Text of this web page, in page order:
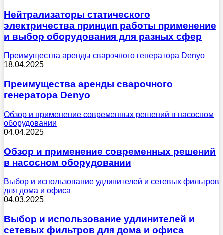
Нейтрализаторы статического
электричества принцип работы применение
и выбор оборудования для разных сфер
Преимущества аренды сварочного генератора Denyo
18.04.2025
Преимущества аренды сварочного
генератора Denyo
Обзор и применение современных решений в насосном
оборудовании
04.04.2025
Обзор и применение современных решений
в насосном оборудовании
Выбор и использование удлинителей и сетевых фильтров
для дома и офиса
04.03.2025
Выбор и использование удлинителей и
сетевых фильтров для дома и офиса